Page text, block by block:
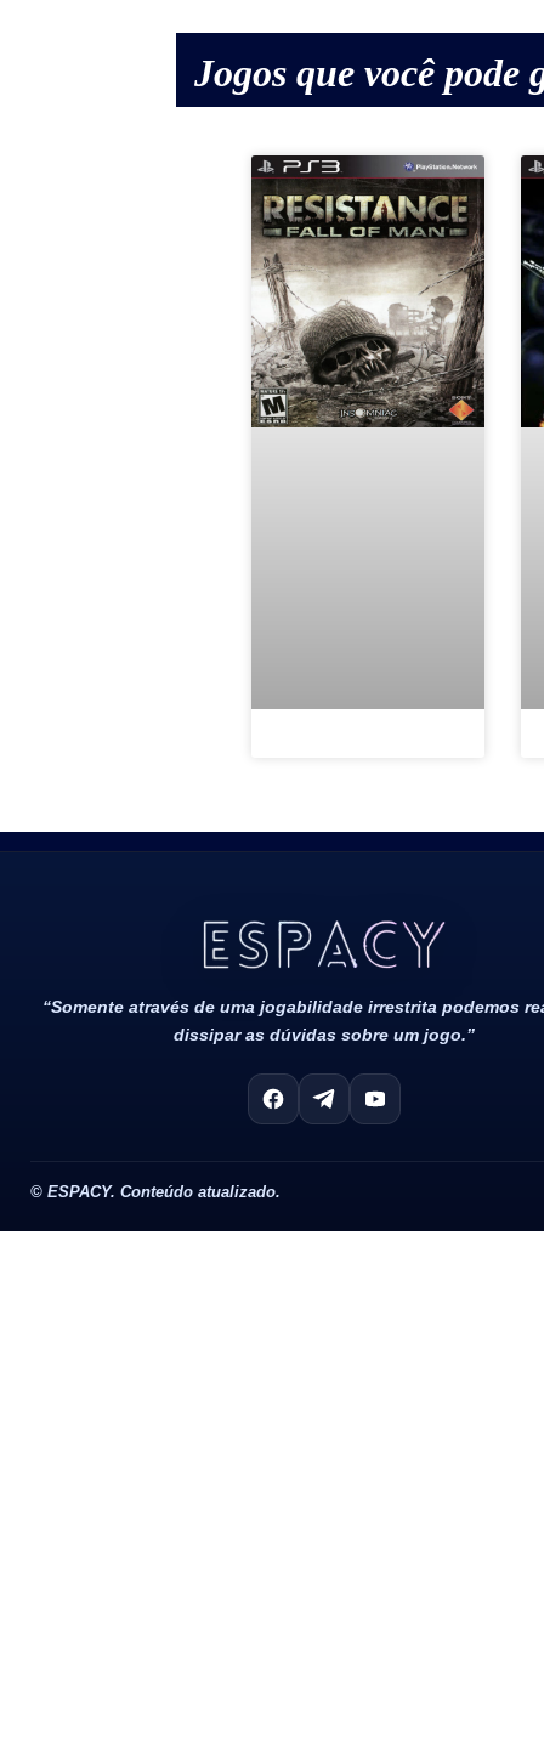
Jogos que você pode
“Somente através de uma jogabilidade irrestrita podemos
dissipar as dúvidas sobre um jogo.”
© ESPACY. Conteúdo atualizado.